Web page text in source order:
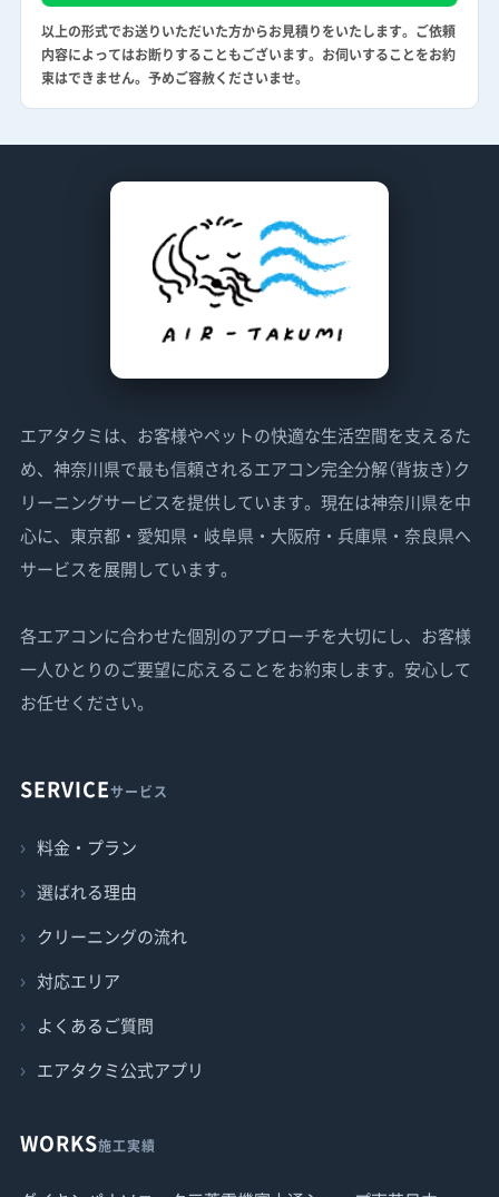
以上の形式でお送りいただいた方からお見積りをいたします。ご依頼
内容によってはお断りすることもございます。お伺いすることをお約
束はできません。予めご容赦くださいませ。
エアタクミは、お客様やペットの快適な生活空間を支えるた
め、神奈川県で最も信頼されるエアコン完全分解（背抜き）ク
リーニングサービスを提供しています。現在は神奈川県を中
心に、東京都・愛知県・岐阜県・大阪府・兵庫県・奈良県へ
サービスを展開しています。
各エアコンに合わせた個別のアプローチを大切にし、お客様
一人ひとりのご要望に応えることをお約束します。安心して
お任せください。
SERVICEサービス
料金・プラン
選ばれる理由
クリーニングの流れ
対応エリア
よくあるご質問
エアタクミ公式アプリ
WORKS施工実績